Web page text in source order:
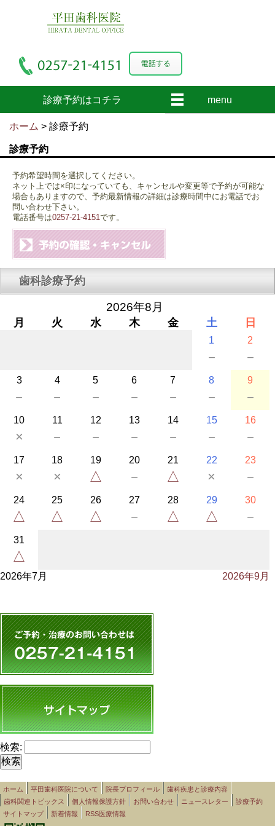
診療予約はコチラ menu
ホーム > 診療予約
診療予約
予約希望時間を選択してください。
ネット上では×印になっていても、キャンセルや変更等で予約が可能な
場合もありますので、予約最新情報の詳細は診療時間中にお電話でお
問い合わせ下さい。
電話番号は0257-21-4151です。
歯科診療予約
2026年8月
月 火 水 木 金 土 日
1
－
2
－
3
－
4
－
5
－
6
－
7
－
8
－
9
－
10
×
11
－
12
－
13
－
14
－
15
－
16
－
17
×
18
×
19
△
20
－
21
△
22
×
23
－
24
△
25
△
26
△
27
－
28
△
29
△
30
－
31
△
2026年7月 2026年9月
検索:
ホーム 平田歯科医院について 院長プロフィール
歯科疾患と診療内容
歯科関連トピックス
個人情報保護方針 お問い合わせ ニュースレター
診療予約
サイトマップ
新着情報 RSS医療情報